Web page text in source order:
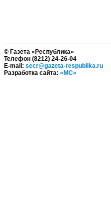
© Газета «Республика»
Телефон (8212) 24-26-04
E-mail: secr@gazeta-respublika.ru
Разработка сайта: «МС»